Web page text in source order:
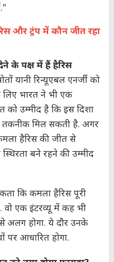
और ट्रंप में कौन जीत रहा
के पक्ष में हैं हैरिस
यानी रिन्यूएबल एनर्जी को
भारत ने भी एक
को उम्मीद है कि इस दिशा
मिल सकती है. अगर
हैरिस की जीत से
बने रहने की उम्मीद
कि कमला हैरिस पूरी
वो एक इंटरव्यू में कह भी
अलग होगा. ये दौर उनके
आधारित होगा.